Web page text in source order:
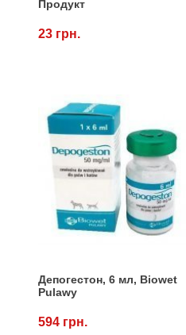
Продукт
23 грн.
Депогестон, 6 мл, Biowet
Pulawy
594 грн.